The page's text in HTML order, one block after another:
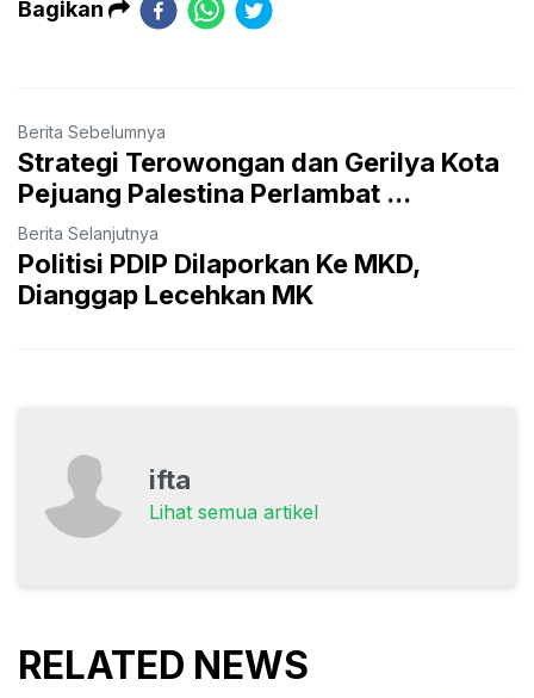
Bagikan
Berita Sebelumnya
Strategi Terowongan dan Gerilya Kota
Pejuang Palestina Perlambat ...
Berita Selanjutnya
Politisi PDIP Dilaporkan Ke MKD,
Dianggap Lecehkan MK
ifta
Lihat semua artikel
RELATED NEWS